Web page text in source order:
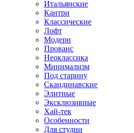
Итальянские
Кантри
Классические
Лофт
Модерн
Прованс
Неоклассика
Минимализм
Под старину
Скандинавские
Элитные
Эксклюзивные
Хай-тек
Особенности
Для студии